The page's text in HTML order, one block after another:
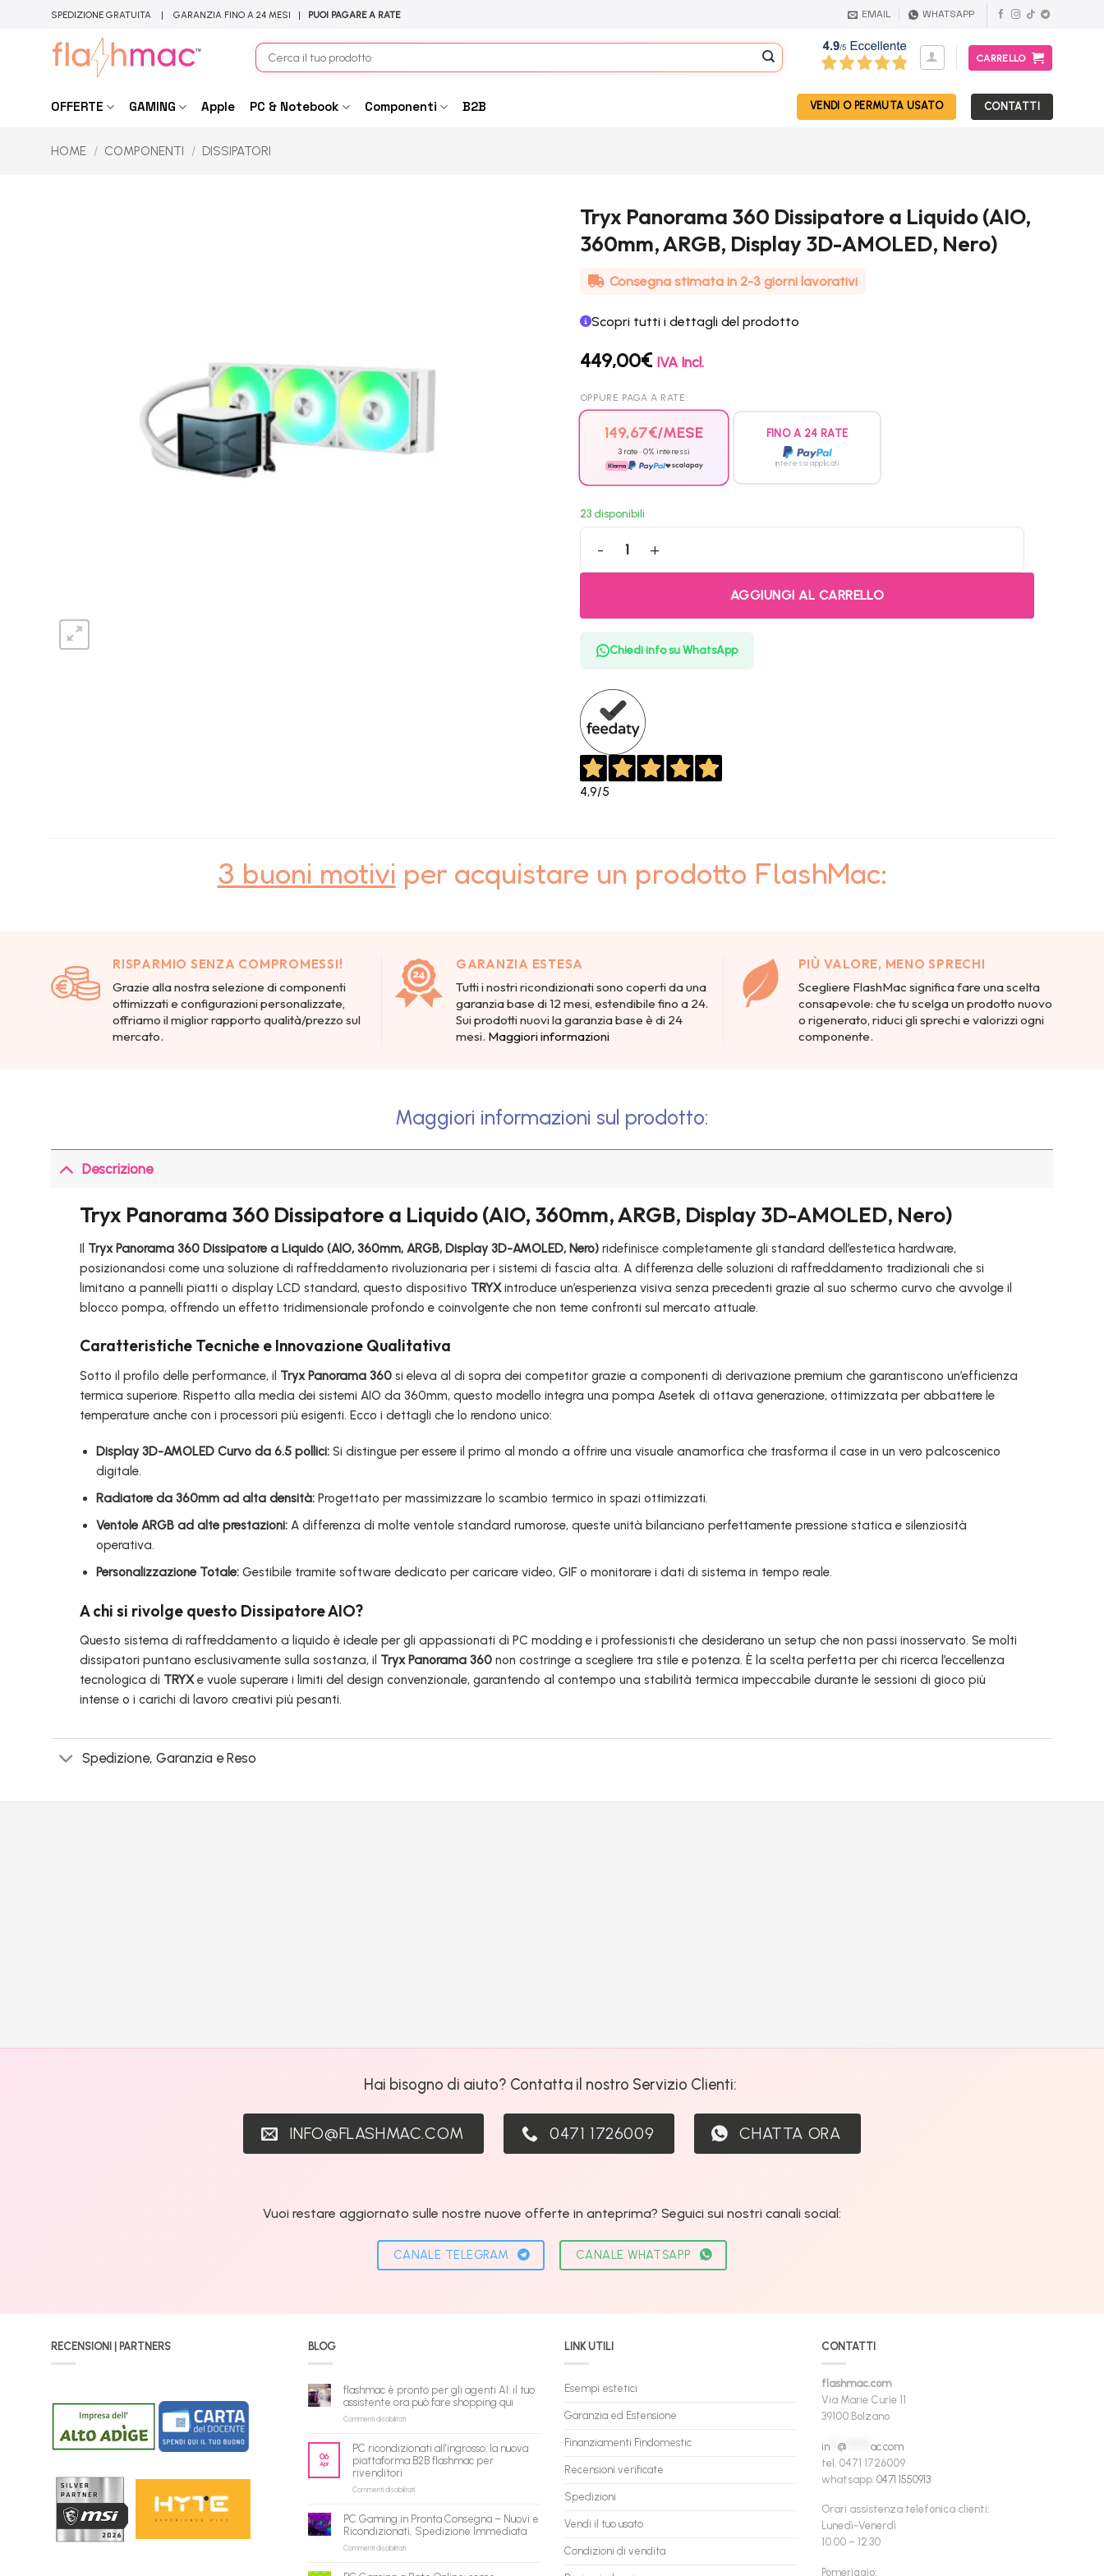
SPEDIZIONE GRATUITA | GARANZIA FINO A 24 MESI | PUOI PAGARE A RATE EMAIL WHATSAPP
Cerca:
CARRELLO
OFFERTE GAMING Apple PC & Notebook Componenti B2B VENDI O PERMUTA USATO CONTATTI
HOME / COMPONENTI / DISSIPATORI
Tryx Panorama 360 Dissipatore a Liquido (AIO,
360mm, ARGB, Display 3D-AMOLED, Nero)
Consegna stimata in 2-3 giorni lavorativi
Scopri tutti i dettagli del prodotto
449,00€ IVA Incl.
OPPURE PAGA A RATE:
149,67€/MESE
3 rate · 0% interessi
FINO A 24 RATE
interessi applicati
23 disponibili
Tryx Panorama 360 Dissipatore a Liquido (AIO, 360mm, ARGB, Display 3D-AMOLED, Nero) quantità
AGGIUNGI AL CARRELLO
Chiedi info su WhatsApp
4,9/5
3 buoni motivi per acquistare un prodotto FlashMac:
RISPARMIO SENZA COMPROMESSI!
Grazie alla nostra selezione di componenti
ottimizzati e configurazioni personalizzate,
offriamo il miglior rapporto qualità/prezzo sul
mercato.
GARANZIA ESTESA
Tutti i nostri ricondizionati sono coperti da una
garanzia base di 12 mesi, estendibile fino a 24.
Sui prodotti nuovi la garanzia base è di 24
mesi. Maggiori informazioni
PIÙ VALORE, MENO SPRECHI
Scegliere FlashMac significa fare una scelta
consapevole: che tu scelga un prodotto nuovo
o rigenerato, riduci gli sprechi e valorizzi ogni
componente.
Maggiori informazioni sul prodotto:
Descrizione
Tryx Panorama 360 Dissipatore a Liquido (AIO, 360mm, ARGB, Display 3D-AMOLED, Nero)
Il Tryx Panorama 360 Dissipatore a Liquido (AIO, 360mm, ARGB, Display 3D-AMOLED, Nero)ridefinisce completamente gli standard dell’estetica hardware,
posizionandosi come una soluzione di raffreddamento rivoluzionaria per i sistemi di fascia alta. A differenza delle soluzioni di raffreddamento tradizionali che si
limitano a pannelli piatti o display LCD standard, questo dispositivo TRYXintroduce un’esperienza visiva senza precedenti grazie al suo schermo curvo che avvolge il
blocco pompa, offrendo un effetto tridimensionale profondo e coinvolgente che non teme confronti sul mercato attuale.
Caratteristiche Tecniche e Innovazione Qualitativa
Sotto il profilo delle performance, il Tryx Panorama 360si eleva al di sopra dei competitor grazie a componenti di derivazione premium che garantiscono un’efficienza
termica superiore. Rispetto alla media dei sistemi AIO da 360mm, questo modello integra una pompa Asetek di ottava generazione, ottimizzata per abbattere le
temperature anche con i processori più esigenti. Ecco i dettagli che lo rendono unico:
Display 3D-AMOLED Curvo da 6.5 pollici:Si distingue per essere il primo al mondo a offrire una visuale anamorfica che trasforma il case in un vero palcoscenico
digitale.
Radiatore da 360mm ad alta densità:Progettato per massimizzare lo scambio termico in spazi ottimizzati.
Ventole ARGB ad alte prestazioni:A differenza di molte ventole standard rumorose, queste unità bilanciano perfettamente pressione statica e silenziosità
operativa.
Personalizzazione Totale:Gestibile tramite software dedicato per caricare video, GIF o monitorare i dati di sistema in tempo reale.
A chi si rivolge questo Dissipatore AIO?
Questo sistema di raffreddamento a liquido è ideale per gli appassionati di PC modding e i professionisti che desiderano un setup che non passi inosservato. Se molti
dissipatori puntano esclusivamente sulla sostanza, il Tryx Panorama 360non costringe a scegliere tra stile e potenza. È la scelta perfetta per chi ricerca l’eccellenza
tecnologica di TRYXe vuole superare i limiti del design convenzionale, garantendo al contempo una stabilità termica impeccabile durante le sessioni di gioco più
intense o i carichi di lavoro creativi più pesanti.
Spedizione, Garanzia e Reso
Hai bisogno di aiuto? Contatta il nostro Servizio Clienti:
INFO@FLASHMAC.COM 0471 1726009 CHATTA ORA
Vuoi restare aggiornato sulle nostre nuove offerte in anteprima? Seguici sui nostri canali social:
CANALE TELEGRAM CANALE WHATSAPP
RECENSIONI | PARTNERS BLOG
flashmac è pronto per gli agenti AI: il tuo
assistente ora può fare shopping qui
Commenti disabilitatisu
pronto
per
agenti
tuo
assistente
06
Apr
PC ricondizionati all’ingrosso: la nuova
piattaforma B2B flashmac per
rivenditori
Commenti disabilitatisu
all’ingrosso:
la
PC Gaming in Pronta Consegna – Nuovi e
Ricondizionati, Spedizione Immediata
Commenti disabilitatisu
LINK UTILI
Esempi estetici
Garanzia ed Estensione
Finanziamenti Findomestic
Recensioni verificate
Spedizioni
Vendi il tuo usato
Condizioni di vendita
CONTATTI
flashmac.com
Via Marie Curie 11
39100 Bolzano
in** @****** ac.com
tel. 0471 1726009
whatsapp: 0471 1550913
Orari assistenza telefonica clienti:
Lunedì-Venerdì
10.00 – 12.30
Pomeriggio: